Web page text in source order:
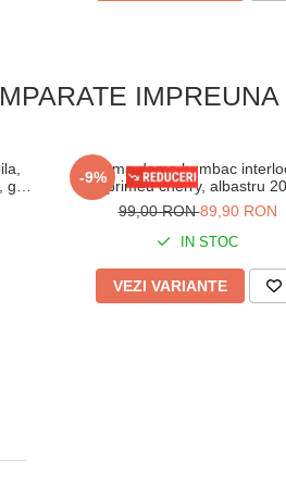
IMPREUNA
-9%
Pijama dama bumbac
imprimeu cherry, albastru
99,00 RON89,90 RON
IN STOC
VEZI VARIANTE